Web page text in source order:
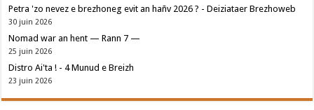
Petra 'zo nevez e brezhoneg evit an hañv 2026 ? - Deiziataer Brezhoweb
30 juin 2026
Nomad war an hent — Rann 7 —
25 juin 2026
Distro Ai'ta ! - 4 Munud e Breizh
23 juin 2026